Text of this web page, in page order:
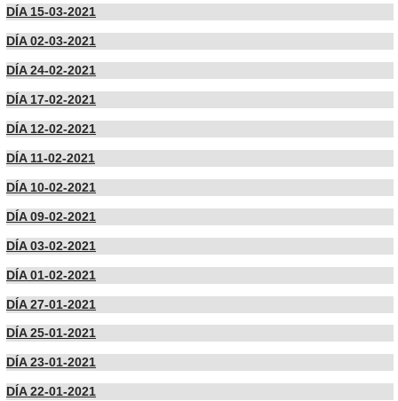
DÍA 15-03-2021
DÍA 02-03-2021
DÍA 24-02-2021
DÍA 17-02-2021
DÍA 12-02-2021
DÍA 11-02-2021
DÍA 10-02-2021
DÍA 09-02-2021
DÍA 03-02-2021
DÍA 01-02-2021
DÍA 27-01-2021
DÍA 25-01-2021
DÍA 23-01-2021
DÍA 22-01-2021